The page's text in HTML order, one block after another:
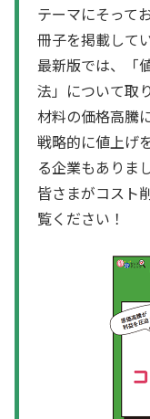
テーマにそって
冊子を掲載して
最新版では、「
法」について取
材料の価格高騰
戦略的に値上げ
る企業もありま
皆さまがコスト
覧ください！